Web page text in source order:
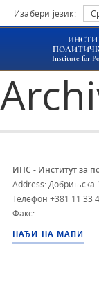
Изабери језик:
Institute for
ИПС - Институт за
Address: Добрињска
Телефон +381 11 33
Факс:
НАЂИ НА МАПИ